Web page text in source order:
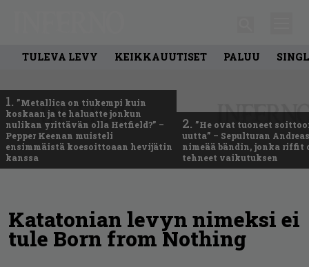
TULEVA LEVY KEIKKAUUTISET PALUU
1. ”Metallica on tiukempi kuin
koskaan ja te haluatte jonkun
nulikan yrittävän olla Hetfield?” –
Pepper Keenan muisteli
ensimmäistä koesoittoaan hevijätin
kanssa
2. ”He ovat tuoneet
uutta” – Sepulturan
nimeää bändin, jonka riffit
tehneet vaikutuksen
Katatonian levyn nimeksi ei
tule Born from Nothing